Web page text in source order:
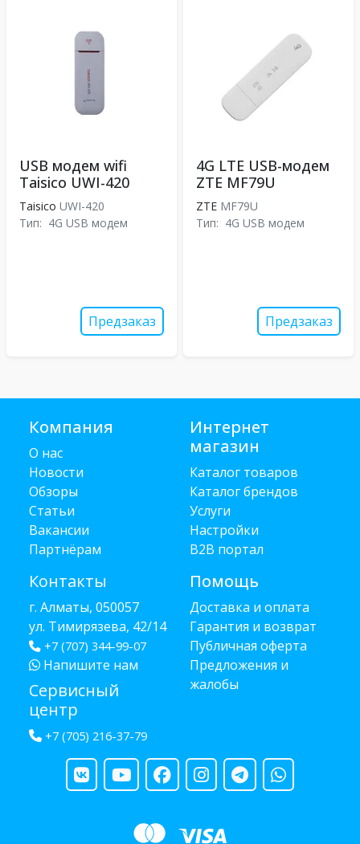
USB модем wifi
Taisico UWI-420
Taisico UWI-420
Тип: 4G USB модем
Предзаказ
4G LTE USB-модем
ZTE MF79U
ZTE MF79U
Тип: 4G USB модем
Предзаказ
Компания
О нас
Новости
Обзоры
Статьи
Вакансии
Партнёрам
Контакты
г. Алматы, 050057
ул. Тимирязева, 42/14
+7 (707) 344-99-07
Напишите нам
Сервисный
центр
+7 (705) 216-37-79
Интернет
магазин
Каталог товаров
Каталог брендов
Услуги
Настройки
B2B портал
Помощь
Доставка и оплата
Гарантия и возврат
Публичная оферта
Предложения и
жалобы